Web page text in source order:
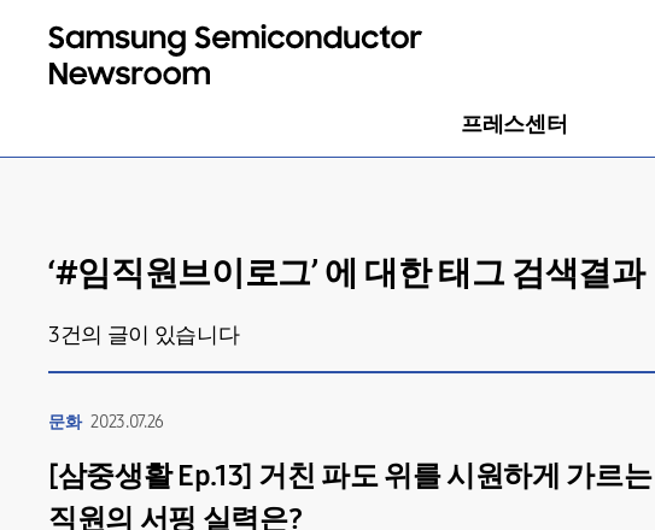
프레스센터
‘#임직원브이로그’ 에 대한 태그 검색결과
3건의 글이 있습니다
문화 2023.07.26
[삼중생활 Ep.13] 거친 파도 위를 시원하게 가르
직원의 서핑 실력은?